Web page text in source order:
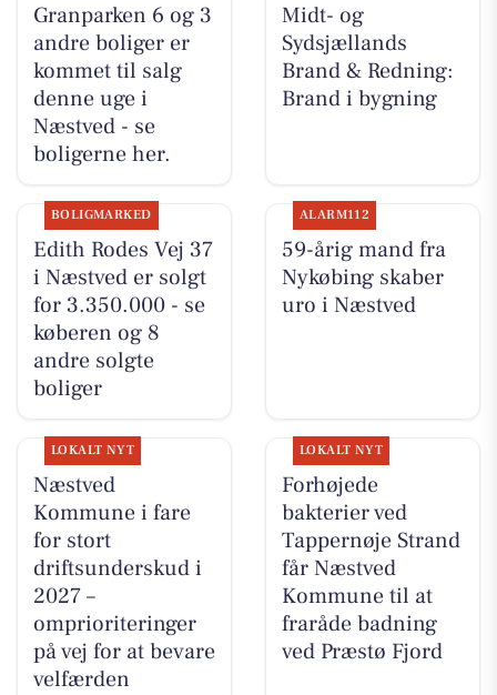
Granparken 6 og 3
andre boliger er
kommet til salg
denne uge i
Næstved - se
boligerne her.
Midt- og
Sydsjællands
Brand & Redning:
Brand i bygning
BOLIGMARKED
Edith Rodes Vej 37
i Næstved er solgt
for 3.350.000 - se
køberen og 8
andre solgte
boliger
ALARM112
59-årig mand fra
Nykøbing skaber
uro i Næstved
LOKALT NYT
Næstved
Kommune i fare
for stort
driftsunderskud i
2027 –
omprioriteringer
på vej for at bevare
velfærden
LOKALT NYT
Forhøjede
bakterier ved
Tappernøje Strand
får Næstved
Kommune til at
fraråde badning
ved Præstø Fjord